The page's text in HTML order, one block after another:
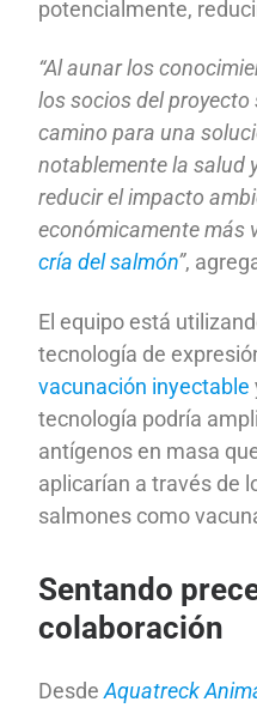
potencialmente,
“Al aunar los
los socios del
camino para una
notablemente la salud
reducir el impacto
económicamente más
cría del salmón”,
El equipo está
tecnología de
vacunación inyectable
tecnología podría
antígenos en masa
aplicarían a través de
salmones como
Sentando
colaboración
DesdeAquatreck